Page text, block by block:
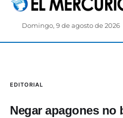
Domingo, 9 de agosto de 2026
EDITORIAL
Negar apagones no